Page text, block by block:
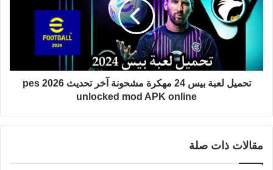
تحميل لعبة بيس 24 مهكرة مشحونة آخر تحديث pes 2026
unlocked mod APK online
مقالات ذات صلة